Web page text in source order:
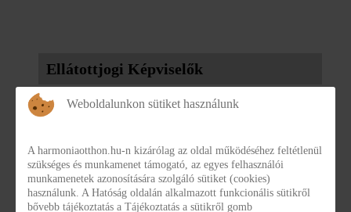
Ellátottjogi Képviselők
Név: Kávási Brigitta
Telefonszám: +36 20/489-9604 hétfő-csütörtök: 08:00-
16:30, péntek: 08:00-14:00
E-mail: brigitta.kavasi@ijsz.bm.gov.hu
Weboldalunkon sütiket használunk
A harmoniaotthon.hu-n kizárólag az oldal működéséhez feltétlenül
szükséges és munkamenet támogató, az egyes felhasználói
munkamenetek azonosítására szolgáló sütiket (cookies)
használunk. A Hatóság oldalán alkalmazott funkcionális sütikről
bővebb tájékoztatás a Tájékoztatás a sütikről gomb